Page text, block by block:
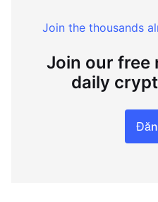
Join the thousands
Join our free
daily